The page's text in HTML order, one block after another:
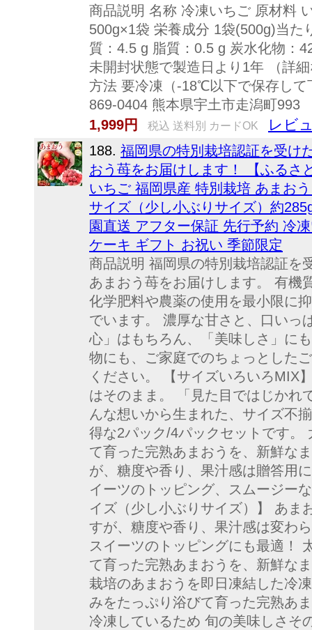
商品説明 名称 冷凍いちご 原材料
500g×1袋 栄養成分 1袋(500g)当た
質：4.5 g 脂質：0.5 g 炭水化物：
未開封状態で製造日より1年 （詳
方法 要冷凍（-18℃以下で保存し
869-0404 熊本県宇土市走潟町993
1,999円
税込 送料別 カードOK レビ
188. 福岡県の特別栽培認証を受け
おう苺をお届けします！ 【ふるさ
いちご 福岡県産 特別栽培 あまお
サイズ（少し小ぶりサイズ）約
園直送 アフター保証 先行予約 冷
ケーキ ギフト お祝い 季節限定
商品説明 福岡県の特別栽培認証を
あまおう苺をお届けします。 有機
化学肥料や農薬の使用を最小限に
でいます。 濃厚な甘さと、口いっ
心」はもちろん、「美味しさ」に
物にも、ご家庭でのちょっとした
ください。 【サイズいろいろMIX
はそのまま。 「見た目ではじかれ
んな想いから生まれた、サイズ不
得な2パック/4パックセットです。
て育った完熟あまおうを、新鮮な
が、糖度や香り、果汁感は贈答用
イーツのトッピング、スムージー
イズ（少し小ぶりサイズ）】 あま
すが、糖度や香り、果汁感は変わ
スイーツのトッピングにも最適！
て育った完熟あまおうを、新鮮な
栽培のあまおうを即日凍結した冷
みをたっぷり浴びて育った完熟あ
冷凍しているため 旬の美味しさそ